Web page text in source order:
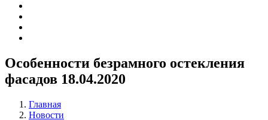
Особенности безрамного остекления
фасадов 18.04.2020
Главная
Новости